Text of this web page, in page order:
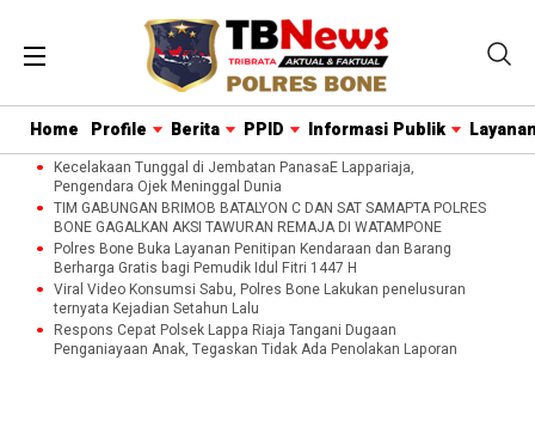
Home Profile Berita PPID Informasi Publik
Kecelakaan Tunggal di Jembatan PanasaE Lappariaja,
Pengendara Ojek Meninggal Dunia
TIM GABUNGAN BRIMOB BATALYON C DAN SAT SAMAPTA POLRES
BONE GAGALKAN AKSI TAWURAN REMAJA DI WATAMPONE
Polres Bone Buka Layanan Penitipan Kendaraan dan Barang
Berharga Gratis bagi Pemudik Idul Fitri 1447 H
Viral Video Konsumsi Sabu, Polres Bone Lakukan penelusuran
ternyata Kejadian Setahun Lalu
Respons Cepat Polsek Lappa Riaja Tangani Dugaan
Penganiayaan Anak, Tegaskan Tidak Ada Penolakan Laporan